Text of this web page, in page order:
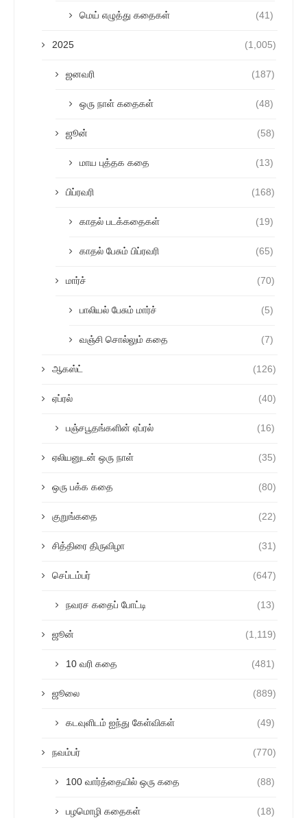
மெய் எழுத்து கதைகள் (41)
2025 (1,005)
ஜனவரி (187)
ஒரு நாள் கதைகள் (48)
ஜூன் (58)
மாய புத்தக கதை (13)
பிப்ரவரி (168)
காதல் படக்கதைகள் (19)
காதல் பேசும் பிப்ரவரி (65)
மார்ச் (70)
பாலியல் பேசும் மார்ச் (5)
வஞ்சி சொல்லும் கதை (7)
ஆகஸ்ட் (126)
ஏப்ரல் (40)
பஞ்சபூதங்களின் ஏப்ரல் (16)
ஏலியனுடன் ஒரு நாள் (35)
ஒரு பக்க கதை (80)
குறுங்கதை (22)
சித்திரை திருவிழா (31)
செப்டம்பர் (647)
நவரச கதைப் போட்டி (13)
ஜூன் (1,119)
10 வரி கதை (481)
ஜூலை (889)
கடவுளிடம் ஐந்து கேள்விகள் (49)
நவம்பர் (770)
100 வார்த்தையில் ஒரு கதை (88)
பழமொழி கதைகள் (18)